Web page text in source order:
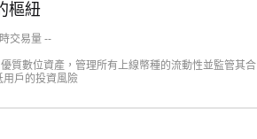
樞紐
交易量 --
質數位資產，管理所有上線幣種的流動性並監管其合
用戶的投資風險